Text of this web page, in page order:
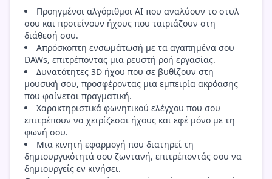
Προηγμένοι αλγόριθμοι AI που αναλύουν το στυλ
σου και προτείνουν ήχους που ταιριάζουν στη
διάθεσή σου.
Απρόσκοπτη ενσωμάτωσή με τα αγαπημένα σου
DAWs, επιτρέποντας μια ρευστή ροή εργασίας.
Δυνατότητες 3D ήχου που σε βυθίζουν στη
μουσική σου, προσφέροντας μια εμπειρία ακρόασης
που φαίνεται πραγματική.
Χαρακτηριστικά φωνητικού ελέγχου που σου
επιτρέπουν να χειρίζεσαι ήχους και εφέ μόνο με τη
φωνή σου.
Μια κινητή εφαρμογή που διατηρεί τη
δημιουργικότητά σου ζωντανή, επιτρέποντάς σου να
δημιουργείς εν κινήσει.